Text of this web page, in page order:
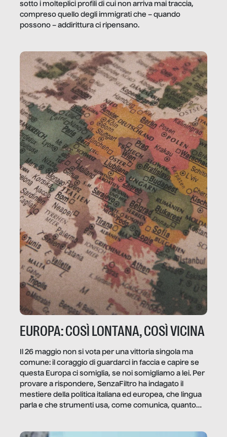
sotto i molteplici profili di cui non arriva mai traccia,
compreso quello degli immigrati che – quando
possono – addirittura ci ripensano.
EUROPA: COSÌ LONTANA, COSÌ VICINA
Il 26 maggio non si vota per una vittoria singola ma
comune: il coraggio di guardarci in faccia e capire se
questa Europa ci somiglia, se noi somigliamo a lei. Per
provare a rispondere, SenzaFiltro ha indagato il
mestiere della politica italiana ed europea, che lingua
parla e che strumenti usa, come comunica, quanto